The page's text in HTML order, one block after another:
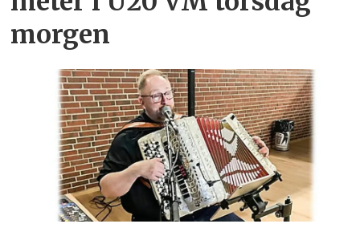
morgen